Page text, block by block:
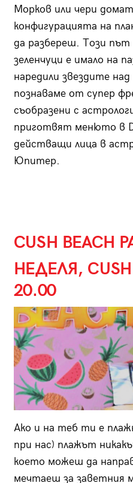
Морков или чери
конфигурацията на
да разбереш. Този път
зеленчуци е имало на
наредили звездите
познаваме от супер
съобразени с
приготвят менюто в
действащи лица в
Юпитер.
CUSH BEACH
НЕДЕЛЯ,
20.00
Ако и на теб ти е
при нас) плажът
което можеш да
мечтаеш за заветния